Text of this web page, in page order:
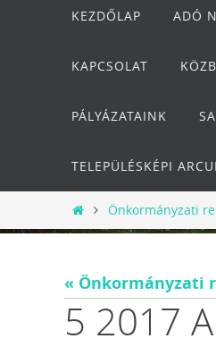
KEZDŐLAP
ADÓ
KAPCSOLAT
PÁLYÁZATAINK
TELEPÜLÉSKÉPI
Otthon
Önkormányzati
« Önkormányzati
5 2017